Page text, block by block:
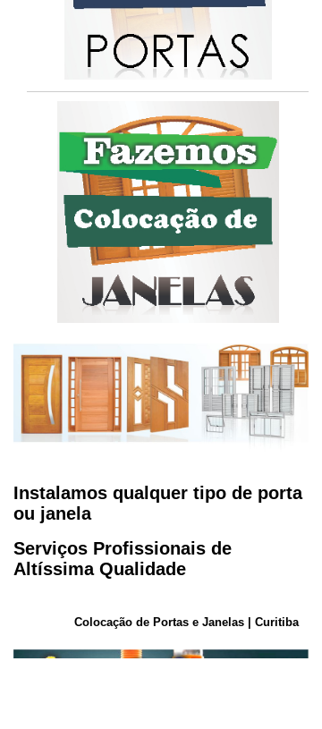
Instalamos qualquer tipo de porta
ou janela
Serviços Profissionais de
Altíssima Qualidade
Colocação de Portas e Janelas | Curitiba